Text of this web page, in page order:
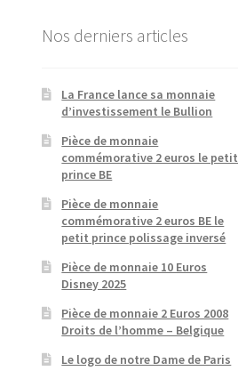
Nos derniers articles
La France lance sa monnaie
d’investissement le Bullion
Pièce de monnaie
commémorative 2 euros le petit
prince BE
Pièce de monnaie
commémorative 2 euros BE le
petit prince polissage inversé
Pièce de monnaie 10 Euros
Disney 2025
Pièce de monnaie 2 Euros 2008
Droits de l’homme – Belgique
Le logo de notre Dame de Paris